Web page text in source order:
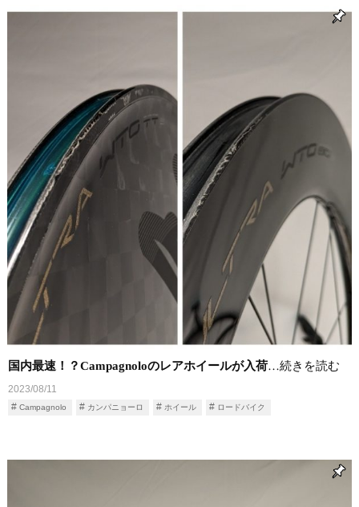
国内最速！？Campagnoloのレアホイールが入荷…続きを読む
2023/08/11
Campagnolo カンパニョーロ ホイール ロードバイク